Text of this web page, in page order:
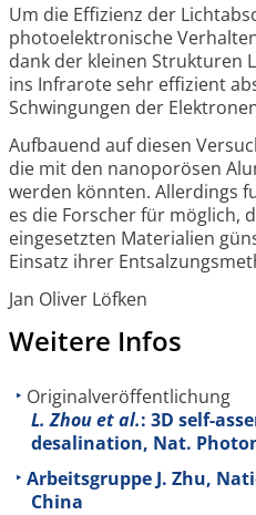
Um die Effizienz der
photo­elek­tro­nische
dank der kleinen Struk­turen
ins Infra­rote sehr effi­zient
Schwingungen der
Aufbauend auf diesen
die mit den nano­porösen
werden könnten. Aller­dings
es die Forscher für möglich,
einge­setzten Materialien
Einsatz ihrer
Jan Oliver Löfken
Weitere Infos
Originalveröffentlichung
L. Zhou et al.: 3D self-
desalination, Nat.
Arbeitsgruppe J. Zhu,
China